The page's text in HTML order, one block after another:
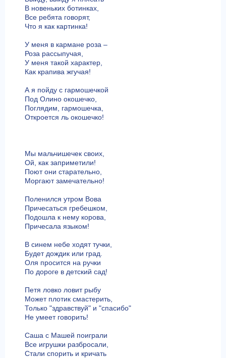
В новеньких ботинках,
Все ребята говорят,
Что я как картинка!
У меня в кармане роза –
Роза рассыпучая,
У меня такой характер,
Как крапива жгучая!
А я пойду с гармошечкой
Под Олино окошечко,
Поглядим, гармошечка,
Откроется ль окошечко!
Мы мальчишечек своих,
Ой, как заприметили!
Поют они старательно,
Моргают замечательно!
Поленился утром Вова
Причесаться гребешком,
Подошла к нему корова,
Причесала языком!
В синем небе ходят тучки,
Будет дождик или град.
Оля просится на ручки
По дороге в детский сад!
Петя ловко ловит рыбу
Может плотик смастерить,
Только "здравствуй" и "спасибо"
Не умеет говорить!
Саша с Машей поиграли
Все игрушки разбросали,
Стали спорить и кричать